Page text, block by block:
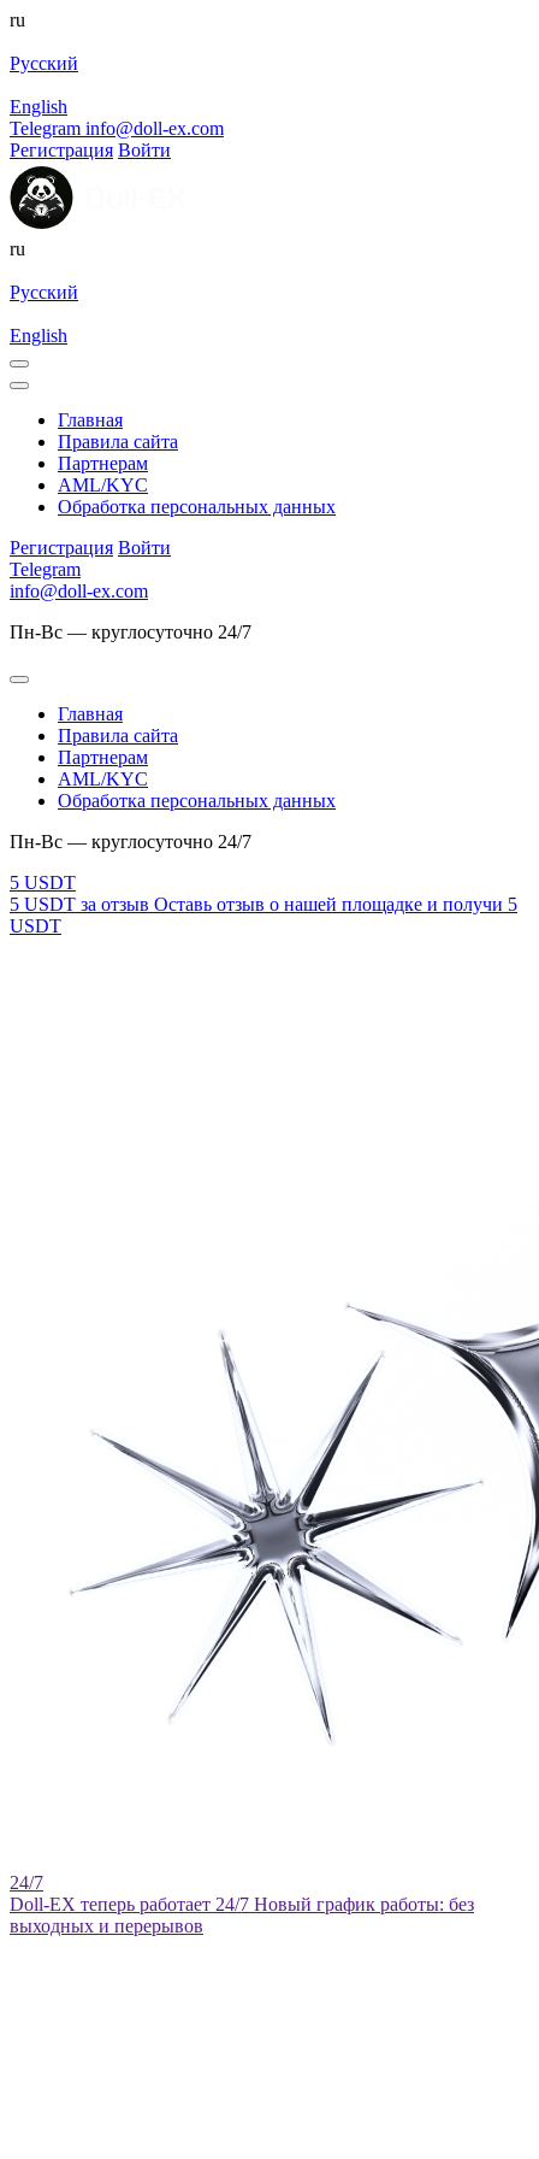
ru
Русский
English
Telegram info@doll-ex.com
Регистрация Войти
ru
Русский
English
Главная
Правила сайта
Партнерам
AML/KYC
Обработка персональных данных
Регистрация Войти
Telegram
info@doll-ex.com
Пн-Вс — круглосуточно 24/7
Главная
Правила сайта
Партнерам
AML/KYC
Обработка персональных данных
Пн-Вс — круглосуточно 24/7
5 USDT за отзыв Оставь отзыв о нашей площадке и получи 5
USDT
Doll-EX теперь работает 24/7 Новый график работы: без
выходных и перерывов